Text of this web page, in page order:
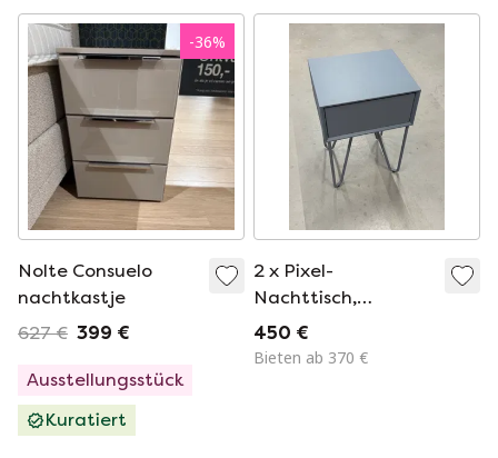
-36%
Nolte Consuelo
nachtkastje
627 € 399 €
Ausstellungsstück
Kuratiert
2 x Pixel-
Nachttisch,
kühlgrau, Auping
450 €
Bieten ab 370 €